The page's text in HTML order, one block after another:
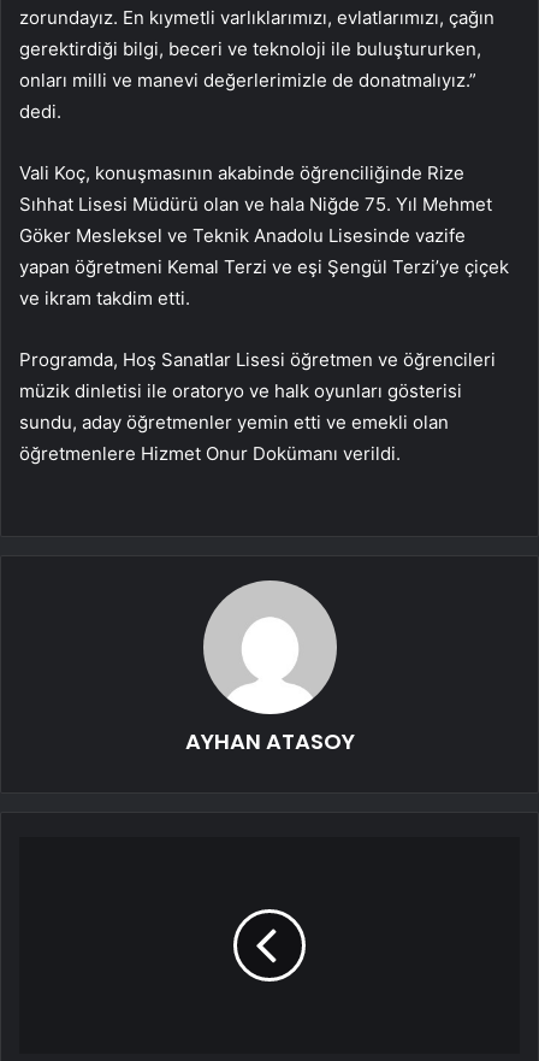
zorundayız. En kıymetli varlıklarımızı, evlatlarımızı, çağın
gerektirdiği bilgi, beceri ve teknoloji ile buluştururken,
onları milli ve manevi değerlerimizle de donatmalıyız.”
dedi.
Vali Koç, konuşmasının akabinde öğrenciliğinde Rize
Sıhhat Lisesi Müdürü olan ve hala Niğde 75. Yıl Mehmet
Göker Mesleksel ve Teknik Anadolu Lisesinde vazife
yapan öğretmeni Kemal Terzi ve eşi Şengül Terzi’ye çiçek
ve ikram takdim etti.
Programda, Hoş Sanatlar Lisesi öğretmen ve öğrencileri
müzik dinletisi ile oratoryo ve halk oyunları gösterisi
sundu, aday öğretmenler yemin etti ve emekli olan
öğretmenlere Hizmet Onur Dokümanı verildi.
AYHAN ATASOY